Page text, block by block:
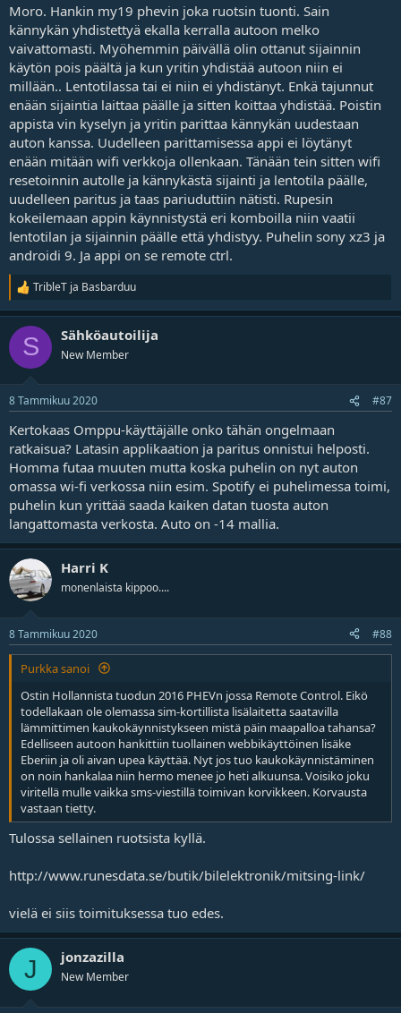
Moro. Hankin my19 phevin joka ruotsin tuonti. Sain
kännykän yhdistettyä ekalla kerralla autoon melko
vaivattomasti. Myöhemmin päivällä olin ottanut sijainnin
käytön pois päältä ja kun yritin yhdistää autoon niin ei
millään.. Lentotilassa tai ei niin ei yhdistänyt. Enkä tajunnut
enään sijaintia laittaa päälle ja sitten koittaa yhdistää. Poistin
appista vin kyselyn ja yritin parittaa kännykän uudestaan
auton kanssa. Uudelleen parittamisessa appi ei löytänyt
enään mitään wifi verkkoja ollenkaan. Tänään tein sitten wifi
resetoinnin autolle ja kännykästä sijainti ja lentotila päälle,
uudelleen paritus ja taas pariuduttiin nätisti. Rupesin
kokeilemaan appin käynnistystä eri komboilla niin vaatii
lentotilan ja sijainnin päälle että yhdistyy. Puhelin sony xz3 ja
androidi 9. Ja appi on se remote ctrl.
R
a
k
i
TribleT ja Basbarduu
S Sähköautoilija
New Member
8 Tammikuu 2020 #87
Kertokaas Omppu-käyttäjälle onko tähän ongelmaan
ratkaisua? Latasin applikaation ja paritus onnistui helposti.
Homma futaa muuten mutta koska puhelin on nyt auton
omassa wi-fi verkossa niin esim. Spotify ei puhelimessa toimi,
puhelin kun yrittää saada kaiken datan tuosta auton
langattomasta verkosta. Auto on -14 mallia.
Harri K
monenlaista kippoo....
8 Tammikuu 2020 #88
Purkka sanoi
Ostin Hollannista tuodun 2016 PHEVn jossa Remote Control. Eikö
todellakaan ole olemassa sim-kortillista lisälaitetta saatavilla
lämmittimen kaukokäynnistykseen mistä päin maapalloa tahansa?
Edelliseen autoon hankittiin tuollainen webbikäyttöinen lisäke
Eberiin ja oli aivan upea käyttää. Nyt jos tuo kaukokäynnistäminen
on noin hankalaa niin hermo menee jo heti alkuunsa. Voisiko joku
viritellä mulle vaikka sms-viestillä toimivan korvikkeen. Korvausta
vastaan tietty.
Tulossa sellainen ruotsista kyllä.
http://www.runesdata.se/butik/bilelektronik/mitsing-link/
vielä ei siis toimituksessa tuo edes.
J jonzazilla
New Member